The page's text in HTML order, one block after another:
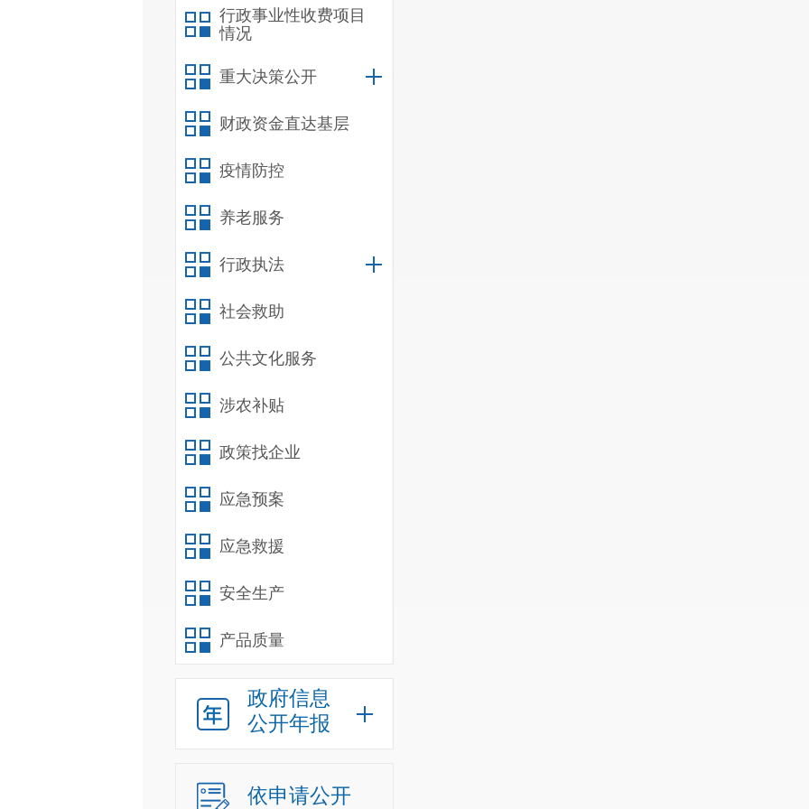
行政事业性收费项目
情况
重大决策公开
财政资金直达基层
疫情防控
养老服务
行政执法
社会救助
公共文化服务
涉农补贴
政策找企业
应急预案
应急救援
安全生产
产品质量
政府信息
公开年报
依申请公开